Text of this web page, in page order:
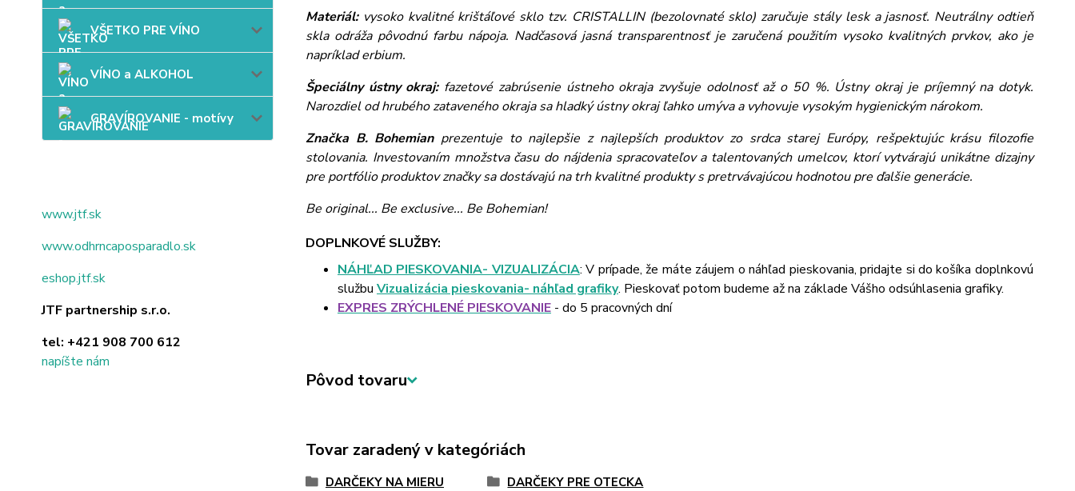
VŠETKO PRE VÍNO
VÍNO a ALKOHOL
GRAVÍROVANIE - motívy
www.jtf.sk
www.odhrncaposparadlo.sk
eshop.jtf.sk
JTF partnership s.r.o.
tel: +421 908 700 612
napíšte nám
Materiál: vysoko kvalitné krištáľové sklo tzv. CRISTALLIN (bezolovnaté sklo) zaručuje stály lesk a jasnosť. Neutrálny odtieň
skla odráža pôvodnú farbu nápoja. Nadčasová jasná transparentnosť je zaručená použitím vysoko kvalitných prvkov, ako je
napríklad erbium.
Špeciálny ústny okraj: fazetové zabrúsenie ústneho okraja zvyšuje odolnosť až o 50 %. Ústny okraj je príjemný na dotyk.
Narozdiel od hrubého zataveného okraja sa hladký ústny okraj ľahko umýva a vyhovuje vysokým hygienickým nárokom.
Značka B. Bohemianprezentuje to najlepšie z najlepších produktov zo srdca starej Európy, rešpektujúc krásu filozofie
stolovania. Investovaním množstva času do nájdenia spracovateľov a talentovaných umelcov, ktorí vytvárajú unikátne dizajny
pre portfólio produktov značky sa dostávajú na trh kvalitné produkty s pretrvávajúcou hodnotou pre ďalšie generácie.
Be original... Be exclusive... Be Bohemian!
DOPLNKOVÉ SLUŽBY:
NÁHĽAD PIESKOVANIA- VIZUALIZÁCIA: V prípade, že máte záujem o náhľad pieskovania, pridajte si do košíka doplnkovú
službu Vizualizácia pieskovania- náhľad grafiky. Pieskovať potom budeme až na základe Vášho odsúhlasenia grafiky.
EXPRES ZRÝCHLENÉ PIESKOVANIE- do 5 pracovných dní
Pôvod tovaru
Tovar zaradený v kategóriách
DARČEKY NA MIERU DARČEKY PRE OTECKA